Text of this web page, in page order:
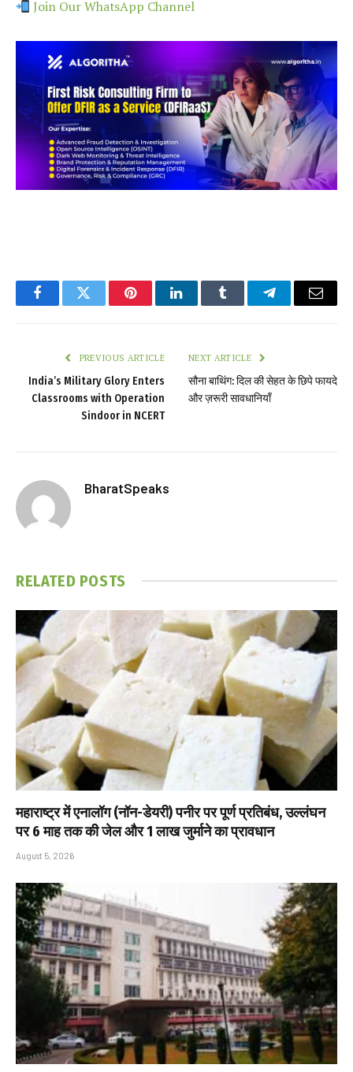
Join Our WhatsApp Channel
FacebookTwitter PinterestLinkedInTumblr TelegramEmail
PREVIOUS ARTICLE
India’s Military Glory Enters
Classrooms with Operation
Sindoor in NCERT
NEXT ARTICLE
सौना बाथिंग: दिल की सेहत के छिपे फायदे
और ज़रूरी सावधानियाँ
BharatSpeaks
RELATED POSTS
महाराष्ट्र में एनालॉग (नॉन-डेयरी) पनीर पर पूर्ण प्रतिबंध, उल्लंघन
पर 6 माह तक की जेल और ₹1 लाख जुर्माने का प्रावधान
August 5, 2026